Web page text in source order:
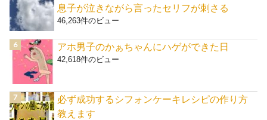
息子が泣きながら言ったセリフが刺さる
46,263件のビュー
アホ男子のかぁちゃんにハゲができた日
42,618件のビュー
必ず成功するシフォンケーキレシピの作り方
教えます